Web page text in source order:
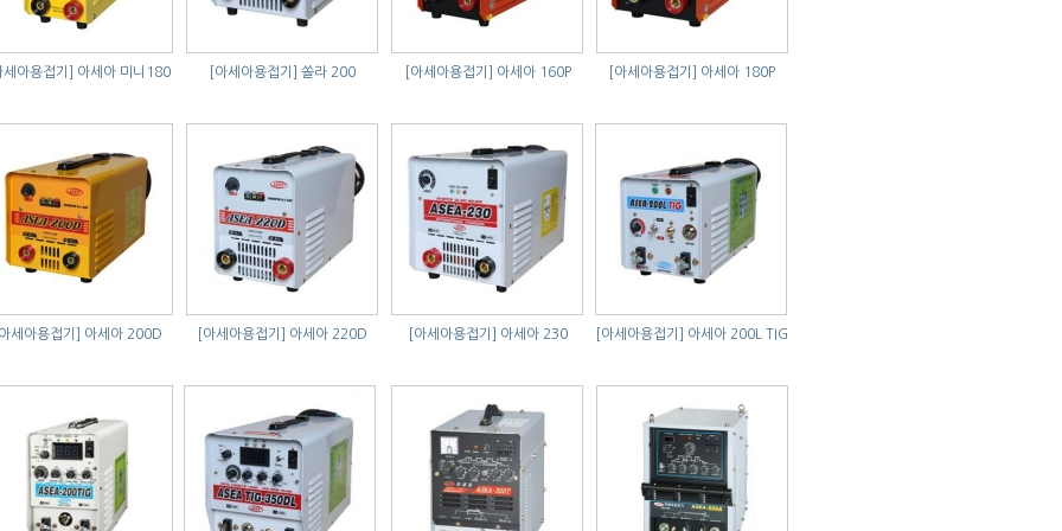
아용접기] 아세아 미니180 [아세아용접기] 쏠라 200 [아세아용접기] 아세아 160P [아세아용접기] 아세아 180P
세아용접기] 아세아 200D [아세아용접기] 아세아 220D [아세아용접기] 아세아 230 [아세아용접기] 아세아 200L TIG